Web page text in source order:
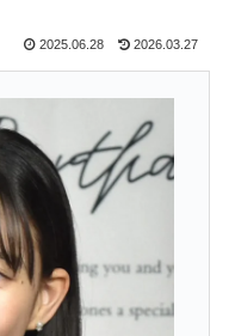
2025.06.28 2026.03.27